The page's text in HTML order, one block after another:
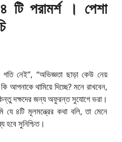
টি পরামর্শ । পেশা
গতি নেই”, “অভিজ্ঞতা ছাড়া কেউ নেয়
থামিয়ে দিচ্ছে? মনে রাখবেন,
দক্ষদের জন্য অফুরন্ত সুযোগে ভরা।
যে ৪টি মূলমন্ত্রের কথা বলি, তা মেনে
হবে সুনিশ্চিত।